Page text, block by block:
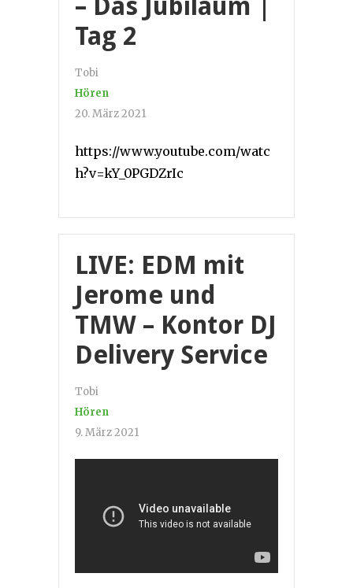
– Das Jubiläum |
Tag 2
Tobi
Hören
20. März 2021
https://www.youtube.com/watc
h?v=kY_0PGDZrIc
LIVE: EDM mit
Jerome und
TMW – Kontor DJ
Delivery Service
Tobi
Hören
9. März 2021